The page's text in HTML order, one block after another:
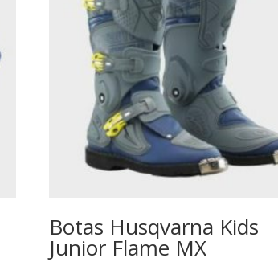
Botas Husqvarna Kids
Junior Flame MX